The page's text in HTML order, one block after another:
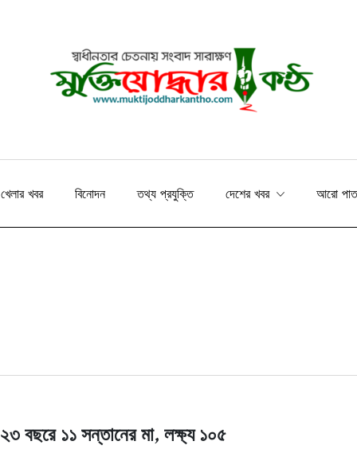
খেলার খবর বিনোদন তথ্য প্রযুক্তি দেশের খবর আরো
২৩ বছরে ১১ সন্তানের মা, লক্ষ্য ১০৫